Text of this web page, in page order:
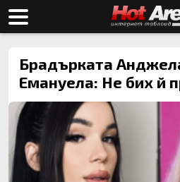
Брадърката
Емануела: Не бих й